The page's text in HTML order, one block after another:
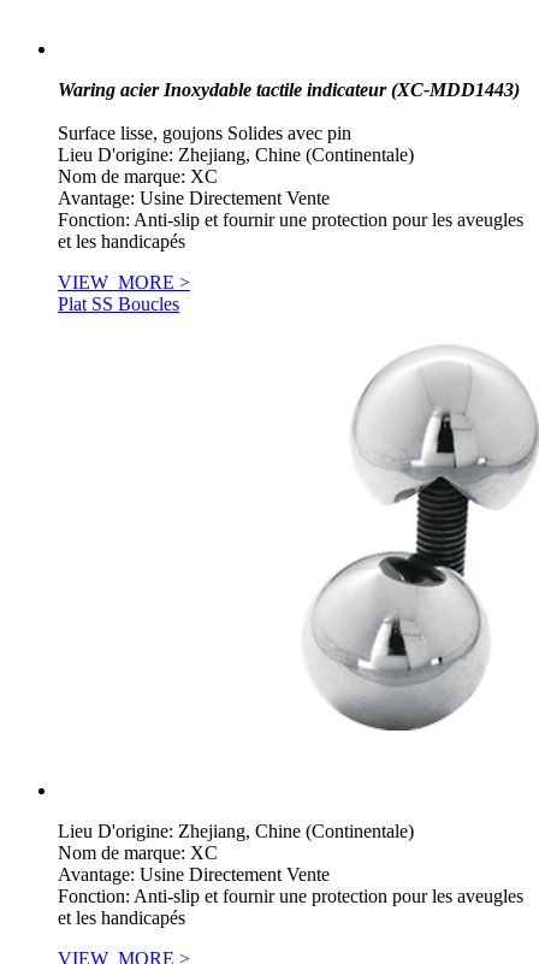
Waring acier Inoxydable tactile indicateur (XC-MDD1443)
Surface lisse, goujons Solides avec pin
Lieu D'origine: Zhejiang, Chine (Continentale)
Nom de marque: XC
Avantage: Usine Directement Vente
Fonction: Anti-slip et fournir une protection pour les aveugles
et les handicapés
VIEW_MORE >
Plat SS Boucles
Lieu D'origine: Zhejiang, Chine (Continentale)
Nom de marque: XC
Avantage: Usine Directement Vente
Fonction: Anti-slip et fournir une protection pour les aveugles
et les handicapés
VIEW_MORE >